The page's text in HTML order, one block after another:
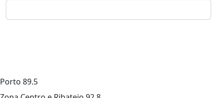
Porto 89.5